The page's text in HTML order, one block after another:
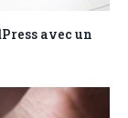
avec un